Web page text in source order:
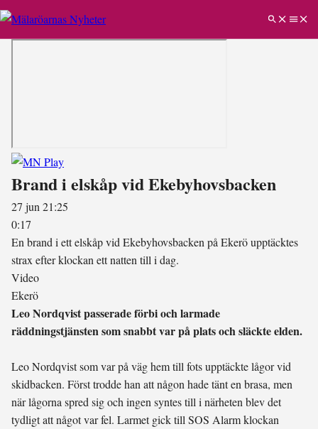
Brand i elskåp vid Ekebyhovsbacken
27 jun 21:25
0:17
En brand i ett elskåp vid Ekebyhovsbacken på Ekerö upptäcktes
strax efter klockan ett natten till i dag.
Video
Ekerö
Leo Nordqvist passerade förbi och larmade
räddningstjänsten som snabbt var på plats och släckte elden.
Leo Nordqvist som var på väg hem till fots upptäckte lågor vid
skidbacken. Först trodde han att någon hade tänt en brasa, men
när lågorna spred sig och ingen syntes till i närheten blev det
tydligt att något var fel. Larmet gick till SOS Alarm klockan